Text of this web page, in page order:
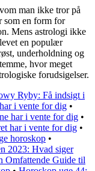
man ikke tror på
som en form for
Mens astrologi ikke
en populær
underholdning og
hvor meget
forudsigelser.
Ryby: Få indsigt i
i vente for dig •
har i vente for dig •
har i vente for dig •
horoskop •
2023: Hvad siger
Omfattende Guide til